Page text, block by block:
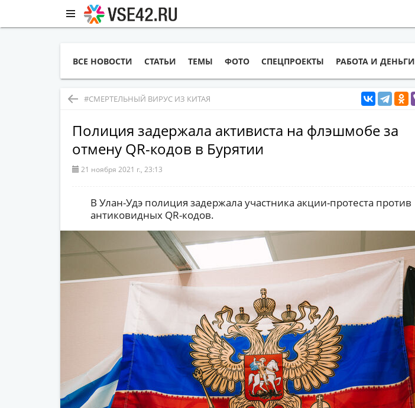
ВСЕ НОВОСТИ СТАТЬИ ТЕМЫ ФОТО СПЕЦПРОЕКТЫ РАБОТА И ДЕНЬГИ
#СМЕРТЕЛЬНЫЙ ВИРУС ИЗ КИТАЯ
Полиция задержала активиста на флэшмобе за
отмену QR-кодов в Бурятии
21 ноября 2021 г., 23:13
В Улан-Удэ полиция задержала участника акции-протеста против
антиковидных QR-кодов.